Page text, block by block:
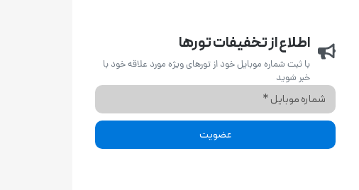
اطلاع از تخفیفات تورها
با ثبت شماره موبایل خود از تورهای ویژه مورد علاقه خود با
خبر شوید
عضویت